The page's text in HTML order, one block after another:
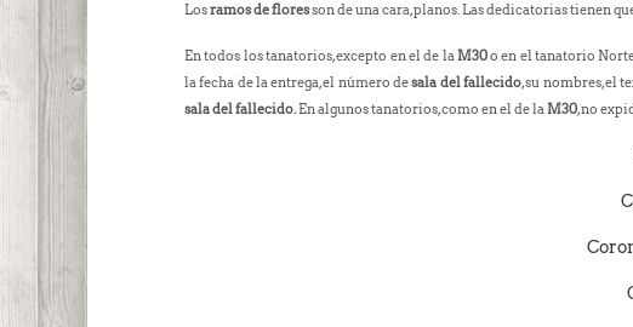
Losramos de floresson de una cara, planos. Las dedicatorias tienen
En todos los tanatorios, excepto en el de laM30o en el tanatorio
la fecha de la entrega, el número desala del fallecido, su nombres, el
sala del fallecido.En algunos tanatorios, como en el de laM30, no